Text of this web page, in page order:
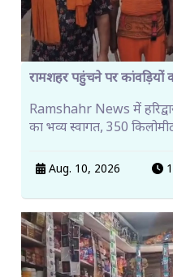
रामशहर पहुंचने पर कांवड़ियों
Ramshahr News में
का भव्य स्वागत, 350
Aug. 10, 2026